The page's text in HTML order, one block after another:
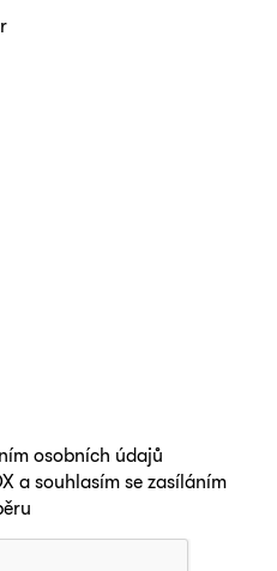
osobních údajů
a souhlasím se zasíláním